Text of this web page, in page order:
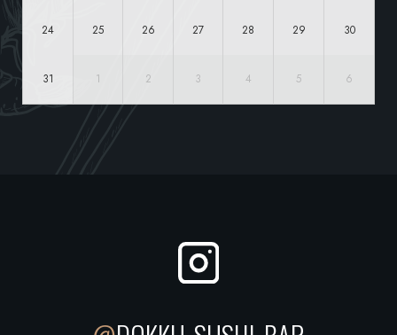
24 25 26 27 28 29 30
31 1 2 3 4 5 6